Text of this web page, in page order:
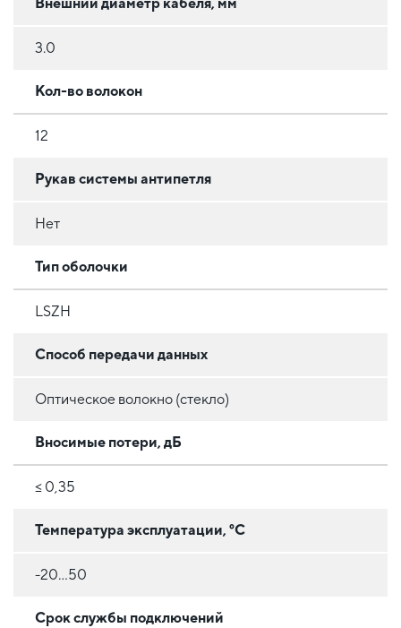
3.0
Кол-во волокон
12
Рукав системы антипетля
Нет
Тип оболочки
LSZH
Способ передачи данных
Оптическое волокно (стекло)
Вносимые потери, дБ
≤ 0,35
Температура эксплуатации, °C
-20...50
Срок службы подключений